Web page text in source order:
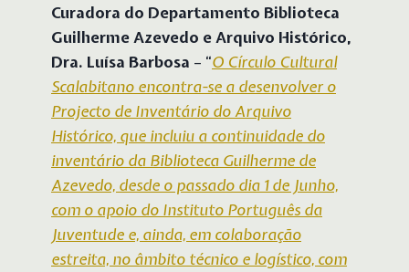
Curadora do Departamento Biblioteca
Guilherme Azevedo e Arquivo Histórico,
Dra. Luísa Barbosa – “O Círculo Cultural
Scalabitano encontra-se a desenvolver o
Projecto de Inventário do Arquivo
Histórico, que incluiu a continuidade do
inventário da Biblioteca Guilherme de
Azevedo, desde o passado dia 1 de Junho,
com o apoio do Instituto Português da
Juventude e, ainda, em colaboração
estreita, no âmbito técnico e logístico, com